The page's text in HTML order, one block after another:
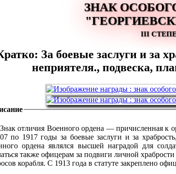
ЗНАК
III
За боевые заслуги и за
неприятеля., подвеска,
Знак отличия Военного ордена — причисленная к
по 1917 годы за боевые заслуги и за
ордена являлся высшей наградой для
также офицерам за подвиги личной
корабля. С 1913 года в статуте закреплено